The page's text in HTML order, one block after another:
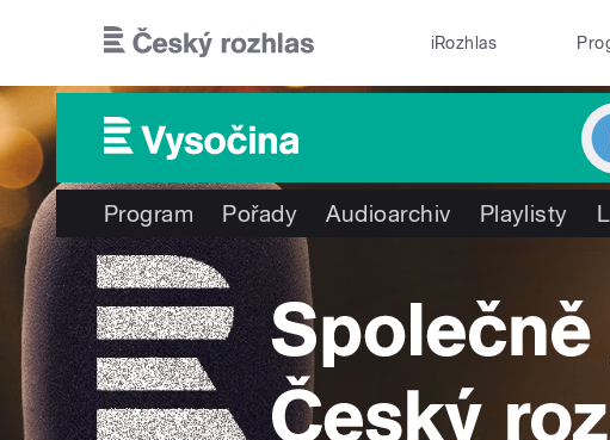
iRozhlas
Program Pořady Audioarchiv Playlisty